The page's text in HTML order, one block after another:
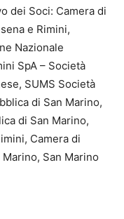
dei Soci: Camera di
e Rimini,
Nazionale
SpA – Società
SUMS Società
di San Marino,
di San Marino,
Camera di
San Marino